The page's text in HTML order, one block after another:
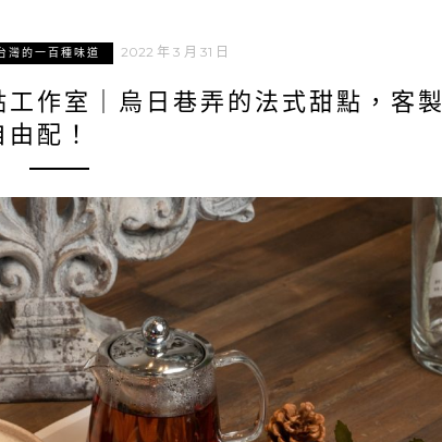
灣的一百種味道 2022 年 3 月 31 日
工作室｜烏日巷弄的法式甜點，客製
配！